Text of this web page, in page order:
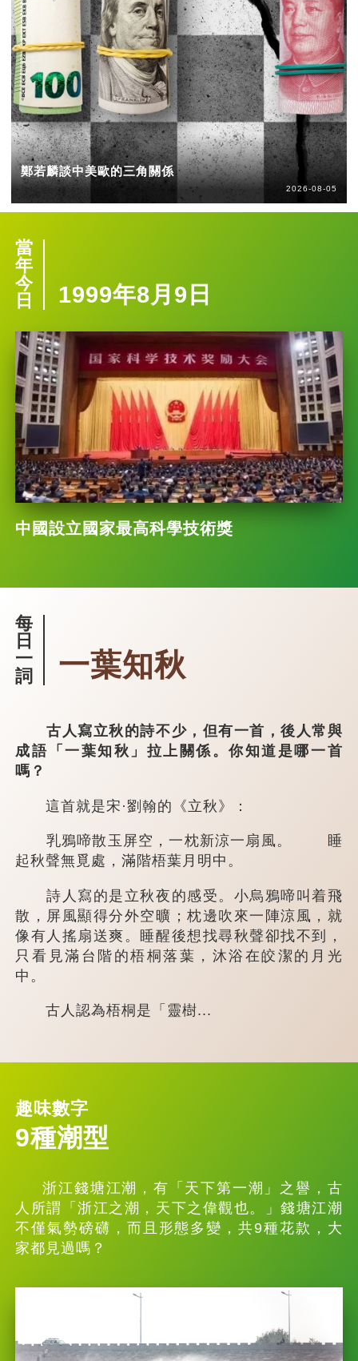
鄭若麟談中美歐的三角關係
2026-08-05
當
年
今
日
1999年8月9日
中國設立國家最高科學技術獎
每
日
一
詞
一葉知秋
古人寫立秋的詩不少，但有一首，後人常與
成語「一葉知秋」拉上關係。你知道是哪一首
嗎？
這首就是宋·劉翰的《立秋》：
乳鴉啼散玉屏空，一枕新涼一扇風。 睡
起秋聲無覓處，滿階梧葉月明中。
詩人寫的是立秋夜的感受。小烏鴉啼叫着飛
散，屏風顯得分外空曠；枕邊吹來一陣涼風，就
像有人搖扇送爽。睡醒後想找尋秋聲卻找不到，
只看見滿台階的梧桐落葉，沐浴在皎潔的月光
中。
古人認為梧桐是「靈樹...
趣味數字
9種潮型
浙江錢塘江潮，有「天下第一潮」之譽，古
人所謂「浙江之潮，天下之偉觀也。」錢塘江潮
不僅氣勢磅礴，而且形態多變，共9種花款，大
家都見過嗎？